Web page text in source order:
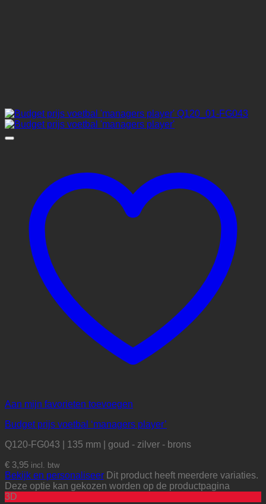
Aan mijn favorieten toevoegen
Budget prijs voetbal ‘managers player’
Q120-FG043 | 135 mm | goud - zilver - brons
€ 3,95 incl. btw
Bekijk en personaliseer Dit product heeft meerdere variaties.
Deze optie kan gekozen worden op de productpagina
3D